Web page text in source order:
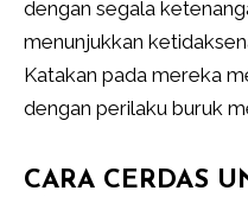
dengan segala
menunjukkan
Katakan pada mereka
dengan perilaku buruk
CARA CERDAS